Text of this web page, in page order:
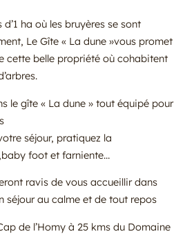
ha où les bruyères se sont
Le Gîte « La dune »vous promet
cette belle propriété où cohabitent
le gîte « La dune » tout équipé pour
séjour, pratiquez la
foot et farniente…
ravis de vous accueillir dans
séjour au calme et de tout repos
de l’Homy à 25 kms du Domaine